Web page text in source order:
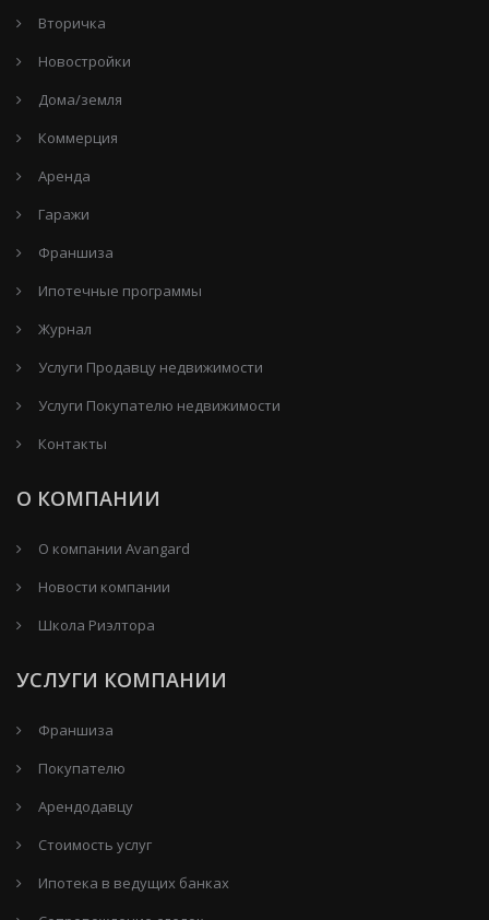
Вторичка
Новостройки
Дома/земля
Коммерция
Аренда
Гаражи
Франшиза
Ипотечные программы
Журнал
Услуги Продавцу недвижимости
Услуги Покупателю недвижимости
Контакты
О КОМПАНИИ
О компании Avangard
Новости компании
Школа Риэлтора
УСЛУГИ КОМПАНИИ
Франшиза
Покупателю
Арендодавцу
Стоимость услуг
Ипотека в ведущих банках